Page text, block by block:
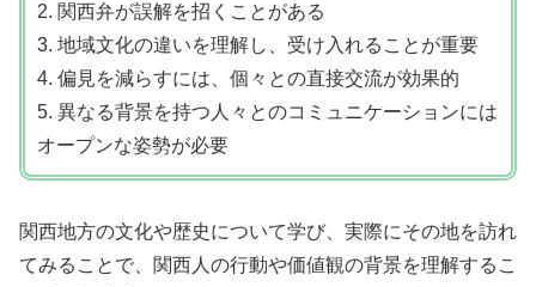
2. 関西弁が誤解を招くことがある
3. 地域文化の違いを理解し、受け入れることが重要
4. 偏見を減らすには、個々との直接交流が効果的
5. 異なる背景を持つ人々とのコミュニケーションには
オープンな姿勢が必要
関西地方の文化や歴史について学び、実際にその地を訪れ
てみることで、関西人の行動や価値観の背景を理解するこ